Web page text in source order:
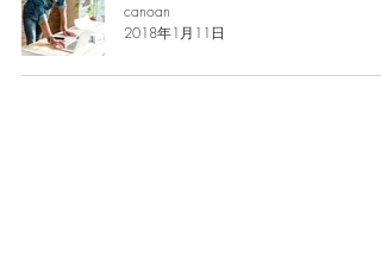
canoan
2018年1月11日